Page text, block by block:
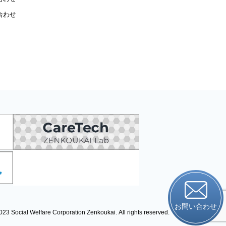
わせ
Social Welfare Corporation Zenkoukai. All rights reserved.
お問い合わせ